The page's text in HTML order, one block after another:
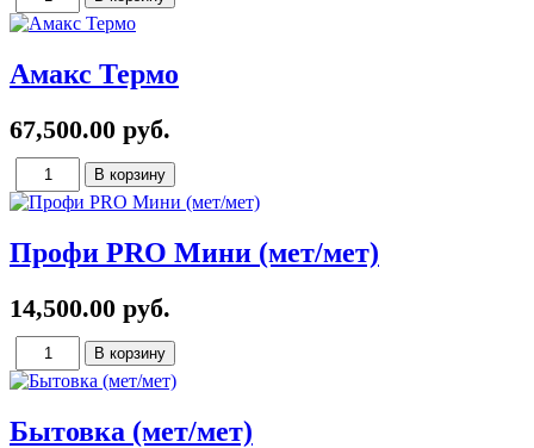
Амакс Термо
67,500.00 руб.
Профи PRO Мини (мет/мет)
14,500.00 руб.
Бытовка (мет/мет)